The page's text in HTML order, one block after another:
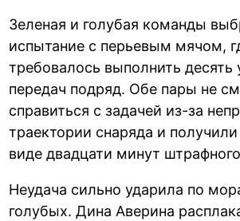
Зеленая и голубая команды
испытание с перьевым мячом,
требовалось выполнить десять
передач подряд. Обе пары не
справиться с задачей из-за
траектории снаряда и получили
виде двадцати минут
Неудача сильно ударила по
голубых. Дина Аверина